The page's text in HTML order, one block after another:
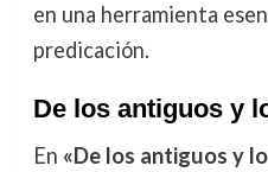
en una herramienta
predicación.
De los antiguos y
En «De los antiguos y